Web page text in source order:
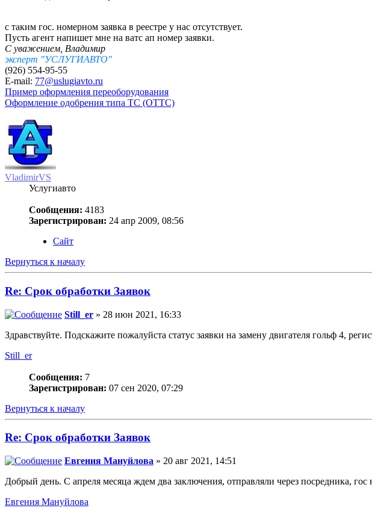
с таким гос. номерном заявка в реестре у нас отсутствует.
Пусть агент напишет мне на ватс ап номер заявки.
С уважением, Владимир
эксперт "УСЛУГИАВТО"
(926) 554-95-55
E-mail: 77@uslugiavto.ru
Пример оформления переоборудования
Оформление одобрения типа ТС (ОТТС)
VladimirVS
Услугиавто
Сообщения: 4183
Зарегистрирован: 24 апр 2009, 08:56
Сайт
Вернуться к началу
Re: Срок обработки Заявок
Still_er » 28 июн 2021, 16:33
Здравствуйте. Подскажите пожалуйста статус заявки на замену двигателя гольф 4,
Still_er
Сообщения: 7
Зарегистрирован: 07 сен 2020, 07:29
Вернуться к началу
Re: Срок обработки Заявок
Евгения Мануйлова » 20 авг 2021, 14:51
Добрый день. С апреля месяца ждем два заключения, отправляли через посредника,
Евгения Мануйлова